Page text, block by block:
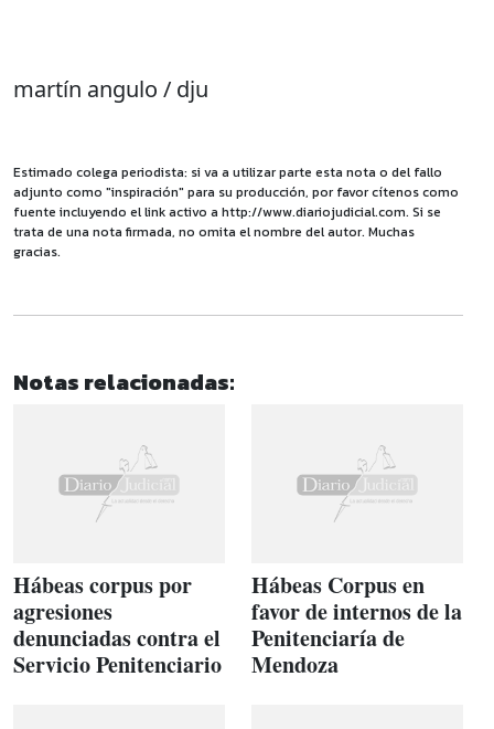
martín angulo / dju
Estimado colega periodista: si va a utilizar parte esta nota o del fallo
adjunto como "inspiración" para su producción, por favor cítenos como
fuente incluyendo el link activo a http://www.diariojudicial.com. Si se
trata de una nota firmada, no omita el nombre del autor. Muchas
gracias.
Notas relacionadas:
Hábeas corpus por
agresiones
denunciadas contra el
Servicio Penitenciario
Hábeas Corpus en
favor de internos de la
Penitenciaría de
Mendoza